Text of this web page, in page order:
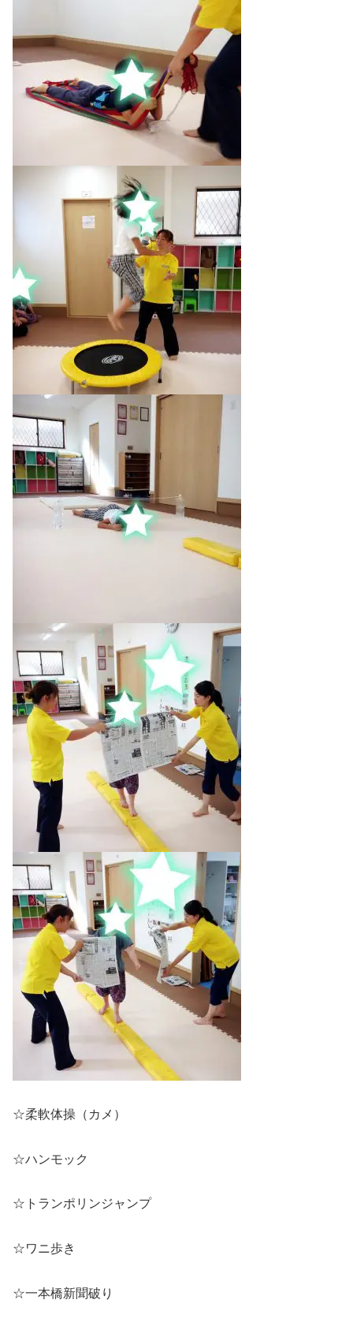
☆柔軟体操（カメ）
☆ハンモック
☆トランポリンジャンプ
☆ワニ歩き
☆一本橋新聞破り